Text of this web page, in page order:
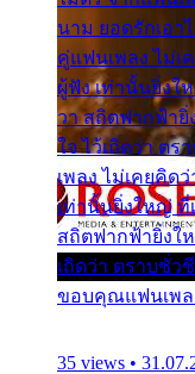
นาม ยอดรักเอา
คู่แฟนเพลง ไม่เ
ผู้ฟัง เท่านั้นยิ่งใ
วา สถิตฟากฟ้า
ใจ ไว้เถิดว่า ต
เพลง ไม่เคยคิด
เท่านั้นยิ่งใหญ่ ที่
สถิตฟากฟ้ายิ่งใ
เถิดว่า ตราบชั่ว
ขอบคุณแฟนเพลง
35 views •